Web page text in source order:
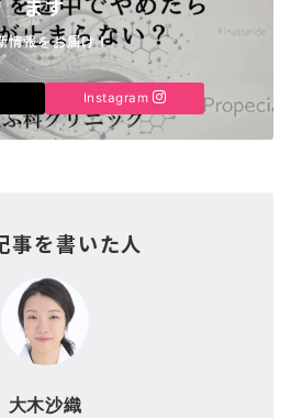
ます
情報をお届け！
Instagram
事を書いた人
大木沙織